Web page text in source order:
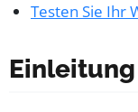
Testen Sie Ihr
Einleitung